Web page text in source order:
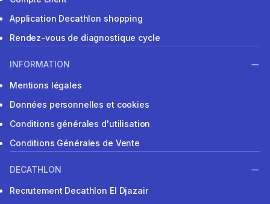
Application Decathlon shopping
Rendez-vous de diagnostique cycle
INFORMATION
Mentions légales
Données personnelles et cookies
Conditions générales d'utilisation
Conditions Générales de Vente
DECATHLON
Recrutement Decathlon El Djazair